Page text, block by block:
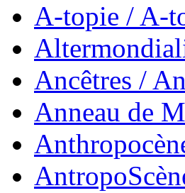
A-topie / A-
Ancêtres /
Anneau de